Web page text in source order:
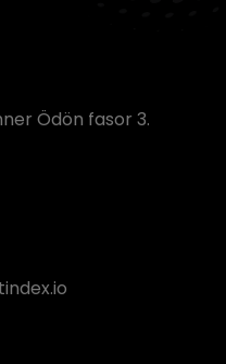
Ödön fasor 3.